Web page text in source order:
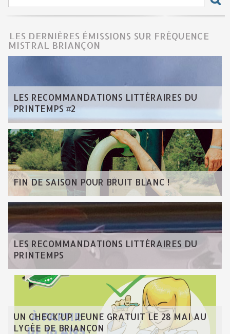
LES DERNIÈRES ÉMISSIONS SUR FRÉQUENCE
MISTRAL BRIANÇON
LES RECOMMANDATIONS LITTÉRAIRES DU
PRINTEMPS #2
FIN DE SAISON POUR BRUIT BLANC !
LES RECOMMANDATIONS LITTÉRAIRES DU
PRINTEMPS
UN CHECK'UP JEUNE GRATUIT LE 28 MAI AU
LYCÉE DE BRIANÇON